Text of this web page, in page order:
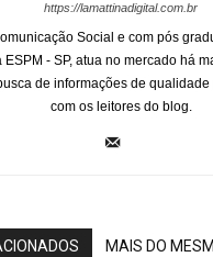
https://lamattinadigital.com.br
Social e com pós
ESPM - SP, atua no mercado há
de informações de
com os leitores do blog.
MAIS DO